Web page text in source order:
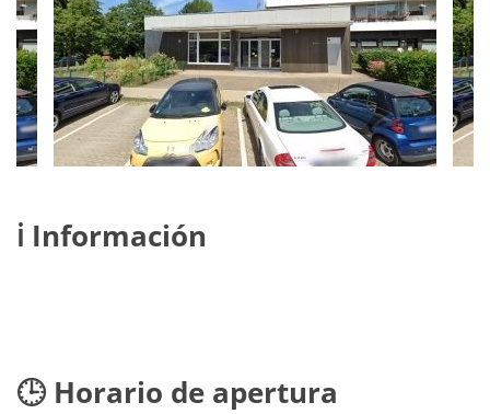
ℹ️ Información
🕒 Horario de apertura